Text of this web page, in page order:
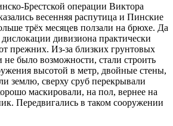
Брестской операции Виктора
весенняя распутица и Пинские
трёх месяцев ползали на брюхе. Да
дивизиона практически
прежних. Из-за близких грунтовых
не было возможности, стали строить
высотой в метр, двойные стены,
землю, сверху сруб перекрывали
маскировали, на пол, вернее на
Передвигались в таком сооружении